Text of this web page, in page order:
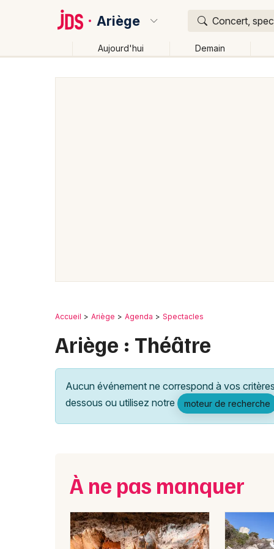
Ariège Concert,
Aujourd'hui Demain
Accueil Ariège Agenda Spectacles
Ariège : Théâtre
Aucun événement ne correspond à vos
dessous ou utilisez notre
moteur de recherche
À ne pas manquer